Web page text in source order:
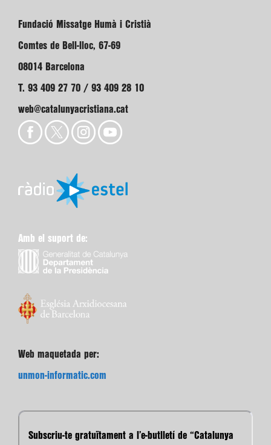
Fundació Missatge Humà i Cristià
Comtes de Bell-lloc, 67-69
08014 Barcelona
T. 93 409 27 70 / 93 409 28 10
web@catalunyacristiana.cat
Amb el suport de:
Web maquetada per:
unmon-informatic.com
Subscriu-te gratuïtament a l’e-butlletí de “Catalunya